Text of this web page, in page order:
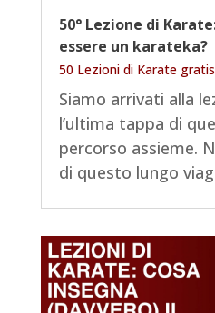
50° Lezione di
essere un karateka?
50 Lezioni di Karate gratis
Siamo arrivati alla
l’ultima tappa di
percorso assieme.
di questo lungo